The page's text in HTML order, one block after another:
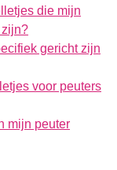
die mijn
zijn?
gericht zijn
voor peuters
mijn peuter